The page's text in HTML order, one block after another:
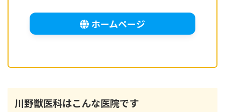
ホームページ
川野獣医科はこんな医院です